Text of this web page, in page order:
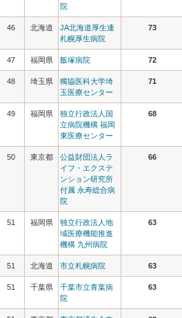
院
46 北海道
JA北海道厚生連
札幌厚生病院
73
47 福岡県 飯塚病院 72
48 埼玉県
獨協医科大学埼
玉医療センター
71
49 福岡県
独立行政法人国
立病院機構 福岡
東医療センター
68
50 東京都
公益財団法人ラ
イフ・エクステ
ンション研究所
付属 永寿総合病
院
66
51 福岡県
独立行政法人地
域医療機能推進
機構 九州病院
63
51 北海道 市立札幌病院 63
51 千葉県
千葉市立青葉病
院
63